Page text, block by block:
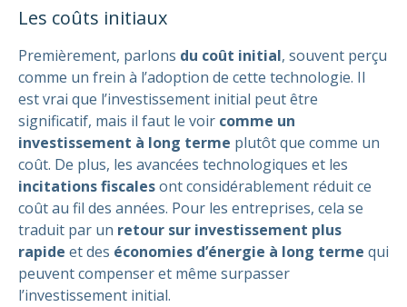
Les coûts initiaux
Premièrement, parlons du coût initial, souvent perçu
comme un frein à l’adoption de cette technologie. Il
est vrai que l’investissement initial peut être
significatif, mais il faut le voir comme un
investissement à long terme plutôt que comme un
coût. De plus, les avancées technologiques et les
incitations fiscalesont considérablement réduit ce
coût au fil des années. Pour les entreprises, cela se
traduit par un retour sur investissement plus
rapide et des économies d’énergie à long terme qui
peuvent compenser et même surpasser
l’investissement initial.